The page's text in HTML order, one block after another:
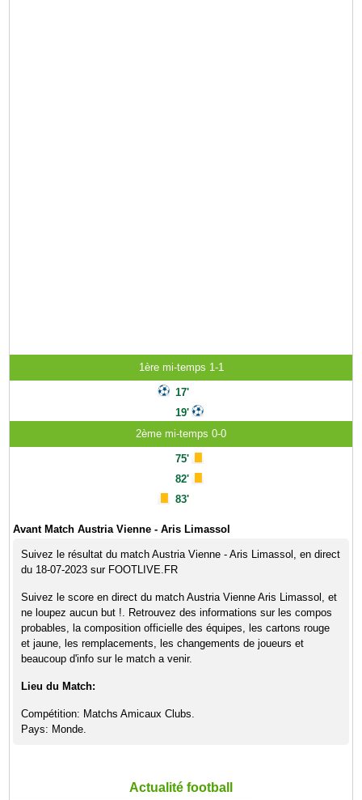
1ère mi-temps 1-1
17'
19'
2ème mi-temps 0-0
75'
82'
83'
Avant Match Austria Vienne - Aris Limassol
Suivez le résultat du match Austria Vienne - Aris Limassol, en direct
du 18-07-2023 sur FOOTLIVE.FR
Suivez le score en direct du match Austria Vienne Aris Limassol, et
ne loupez aucun but !. Retrouvez des informations sur les compos
probables, la composition officielle des équipes, les cartons rouge
et jaune, les remplacements, les changements de joueurs et
beaucoup d'info sur le match a venir.
Lieu du Match:
Compétition: Matchs Amicaux Clubs.
Pays: Monde.
Actualité football